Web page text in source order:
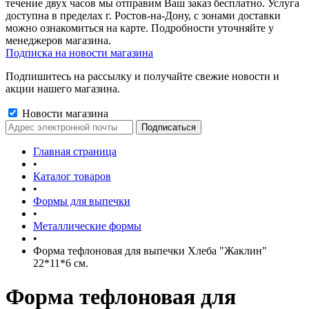
течение двух часов мы отправим Ваш заказ бесплатно. Услуга
доступна в пределах г. Ростов-на-Дону, с зонами доставки
можно ознакомиться на карте. Подробности уточняйте у
менеджеров магазина.
Подписка на новости магазина
Подпишитесь на рассылку и получайте свежие новости и
акции нашего магазина.
Новости магазина
Главная страница
•
Каталог товаров
•
Формы для выпечки
•
Металлические формы
•
Форма тефлоновая для выпечки Хлеба "Жаклин"
22*11*6 см.
Форма тефлоновая для